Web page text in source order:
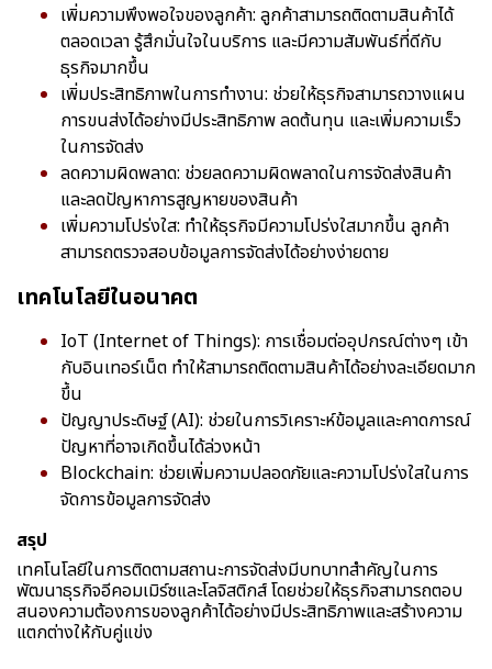
เพิ่มความพึงพอใจของลูกค้า: ลูกค้าสามารถติดตามสินค้าได้
ตลอดเวลา รู้สึกมั่นใจในบริการ และมีความสัมพันธ์ที่ดีกับ
ธุรกิจมากขึ้น
เพิ่มประสิทธิภาพในการทำงาน: ช่วยให้ธุรกิจสามารถวางแผน
การขนส่งได้อย่างมีประสิทธิภาพ ลดต้นทุน และเพิ่มความเร็ว
ในการจัดส่ง
ลดความผิดพลาด: ช่วยลดความผิดพลาดในการจัดส่งสินค้า
และลดปัญหาการสูญหายของสินค้า
เพิ่มความโปร่งใส: ทำให้ธุรกิจมีความโปร่งใสมากขึ้น ลูกค้า
สามารถตรวจสอบข้อมูลการจัดส่งได้อย่างง่ายดาย
เทคโนโลยีในอนาคต
IoT (Internet of Things): การเชื่อมต่ออุปกรณ์ต่างๆ เข้า
กับอินเทอร์เน็ต ทำให้สามารถติดตามสินค้าได้อย่างละเอียดมาก
ขึ้น
ปัญญาประดิษฐ์ (AI): ช่วยในการวิเคราะห์ข้อมูลและคาดการณ์
ปัญหาที่อาจเกิดขึ้นได้ล่วงหน้า
Blockchain: ช่วยเพิ่มความปลอดภัยและความโปร่งใสในการ
จัดการข้อมูลการจัดส่ง
สรุป
เทคโนโลยีในการติดตามสถานะการจัดส่งมีบทบาทสำคัญในการ
พัฒนาธุรกิจอีคอมเมิร์ซและโลจิสติกส์ โดยช่วยให้ธุรกิจสามารถตอบ
สนองความต้องการของลูกค้าได้อย่างมีประสิทธิภาพและสร้างความ
แตกต่างให้กับคู่แข่ง